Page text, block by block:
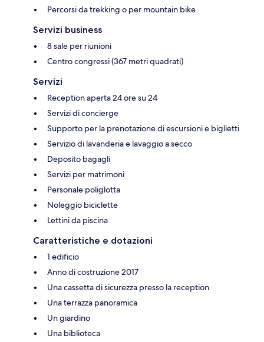
Percorsi da trekking o per mountain bike
Servizi business
8 sale per riunioni
Centro congressi (367 metri quadrati)
Servizi
Reception aperta 24 ore su 24
Servizi di concierge
Supporto per la prenotazione di escursioni e biglietti
Servizio di lavanderia e lavaggio a secco
Deposito bagagli
Servizi per matrimoni
Personale poliglotta
Noleggio biciclette
Lettini da piscina
Caratteristiche e dotazioni
1 edificio
Anno di costruzione 2017
Una cassetta di sicurezza presso la reception
Una terrazza panoramica
Un giardino
Una biblioteca